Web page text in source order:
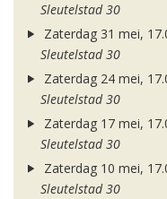
Sleutelstad 30
Zaterdag 31 mei,
Sleutelstad 30
Zaterdag 24 mei,
Sleutelstad 30
Zaterdag 17 mei,
Sleutelstad 30
Zaterdag 10 mei,
Sleutelstad 30